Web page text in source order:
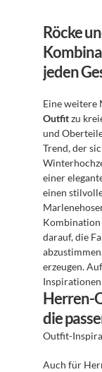
Röcke
jeden
Eine weitere
Outfit zu
und
Trend, der
einer
einen
Kombination
darauf, die
erzeugen. Auf
Herren-
die
Outfit-
Auch für